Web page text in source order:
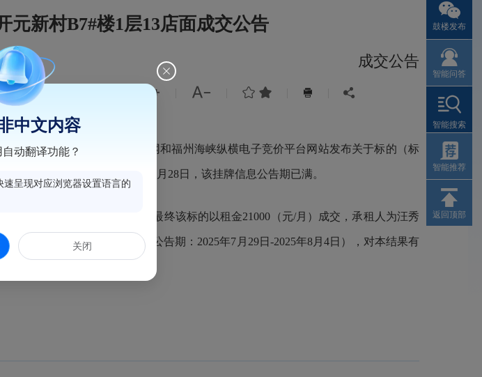
元新村B7#楼1层13店面成交公告
成交公告
     
营中心已分别在福州新闻网和福州海峡纵横电子竞价平台网站发布关于标的（标
）招租公告。至2025年7月28日，该挂牌信息公告期已满。
试行）》组织电子竞价。最终该标的以租金21000（元/月）成交，承租人为汪秀
行公告，公告5个工作日（公告期：2025年7月29日-2025年8月4日），对本结果有
鼓楼发布
智能问答
智能搜索
智能推荐
返回顶部
中文内容
动翻译功能？
呈现对应浏览器设置语言的
关闭